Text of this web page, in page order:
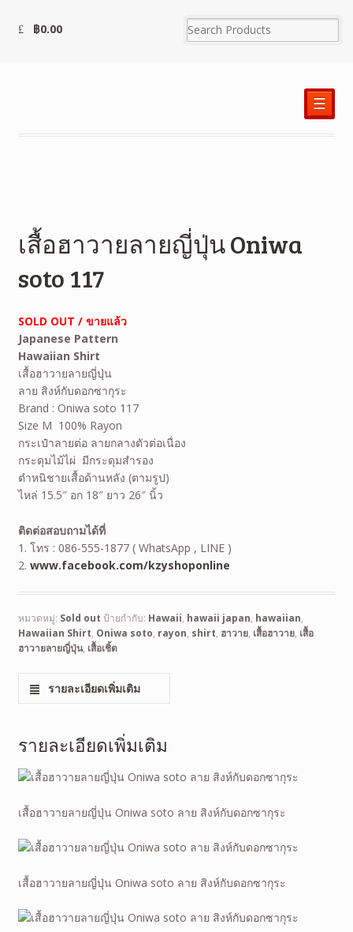
฿0.00
☰
เสื้อฮาวายลายญี่ปุ่น Oniwa
soto 117
SOLD OUT / ขายแล้ว
Japanese Pattern
Hawaiian Shirt
เสื้อฮาวายลายญี่ปุ่น
ลาย สิงห์กับดอกซากุระ
Brand : Oniwa soto 117
Size M 100% Rayon
กระเป๋าลายต่อ ลายกลางตัวต่อเนื่อง
กระดุมไม้ไผ่ มีกระดุมสำรอง
ตำหนิชายเสื้อด้านหลัง (ตามรูป)
ไหล่ 15.5″ อก 18″ ยาว 26″ นิ้ว
ติดต่อสอบถามได้ที่
1. โทร : 086-555-1877 ( WhatsApp , LINE )
2. www.facebook.com/kzyshoponline
หมวดหมู่: Sold out ป้ายกำกับ: Hawaii, hawaii japan, hawaiian,
Hawaiian Shirt, Oniwa soto, rayon, shirt, ฮาวาย, เสื้อฮาวาย, เสื้อ
ฮาวายลายญี่ปุ่น, เสื้อเชิ้ต
รายละเอียดเพิ่มเติม
รายละเอียดเพิ่มเติม
เสื้อฮาวายลายญี่ปุ่น Oniwa soto ลาย สิงห์กับดอกซากุระ
เสื้อฮาวายลายญี่ปุ่น Oniwa soto ลาย สิงห์กับดอกซากุระ